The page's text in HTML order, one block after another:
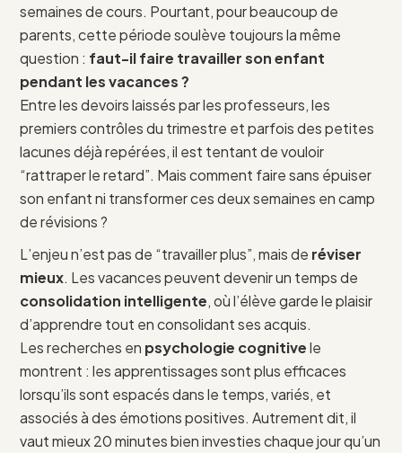
semaines de cours. Pourtant, pour beaucoup de
parents, cette période soulève toujours la même
question : faut-il faire travailler son enfant
pendant les vacances ?
Entre les devoirs laissés par les professeurs, les
premiers contrôles du trimestre et parfois des petites
lacunes déjà repérées, il est tentant de vouloir
“rattraper le retard”. Mais comment faire sans épuiser
son enfant ni transformer ces deux semaines en camp
de révisions ?
L’enjeu n’est pas de “travailler plus”, mais de réviser
mieux. Les vacances peuvent devenir un temps de
consolidation intelligente, où l’élève garde le plaisir
d’apprendre tout en consolidant ses acquis.
Les recherches en psychologie cognitivele
montrent : les apprentissages sont plus efficaces
lorsqu’ils sont espacés dans le temps, variés, et
associés à des émotions positives. Autrement dit, il
vaut mieux 20 minutes bien investies chaque jour qu’un